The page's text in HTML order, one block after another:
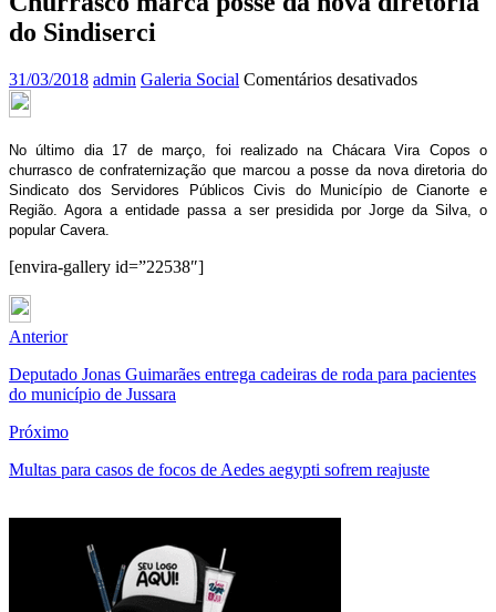
do Sindiserci
31/03/2018 admin Galeria Social Comentários desativadosem
da
nova
diretoria
do
No último dia 17 de março, foi realizado na Chácara Vira Copos o
churrasco de confraternização que marcou a posse da nova diretoria do
Sindicato dos Servidores Públicos Civis do Município de Cianorte e
Região. Agora a entidade passa a ser presidida por Jorge da Silva, o
popular Cavera.
[envira-gallery id=”22538″]
Anterior
Deputado Jonas Guimarães entrega cadeiras de roda para pacientes
do município de Jussara
Próximo
Multas para casos de focos de Aedes aegypti sofrem reajuste